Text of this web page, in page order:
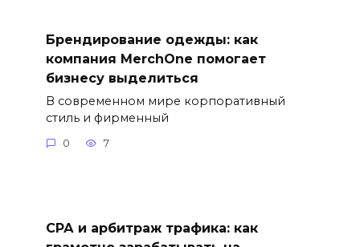
Брендирование одежды: как
компания MerchOne помогает
бизнесу выделиться
В современном мире корпоративный
стиль и фирменный
0 7
СРА и арбитраж трафика: как